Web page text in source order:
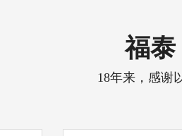
福泰
18年来，感谢